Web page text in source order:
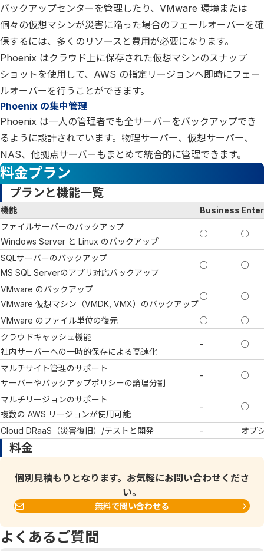
バックアップセンターを管理したり、VMware 環境または
個々の仮想マシンが災害に陥った場合のフェールオーバーを確
保するには、多くのリソースと費用が必要になります。
Phoenix はクラウド上に保存された仮想マシンのスナップ
ショットを使用して、AWS の指定リージョンへ即時にフェー
ルオーバーを行うことができます。
Phoenix の集中管理
Phoenix は一人の管理者でも全サーバーをバックアップでき
るように設計されています。物理サーバー、仮想サーバー、
NAS、他拠点サーバーもまとめて統合的に管理できます。
料金プラン
プランと機能一覧
機能 Business
ファイルサーバーのバックアップ
Windows Server と Linux のバックアップ
○ ○
SQLサーバーのバックアップ
MS SQL Serverのアプリ対応バックアップ
○ ○
VMware のバックアップ
VMware 仮想マシン（VMDK, VMX）のバックアップ
○ ○
VMware のファイル単位の復元 ○
○
クラウドキャッシュ機能
社内サーバーへの一時的保存による高速化
- ○
マルチサイト管理のサポート
サーバーやバックアップポリシーの論理分割
- ○
マルチリージョンのサポート
複数の AWS リージョンが使用可能
- ○
Cloud DRaaS（災害復旧）/テストと開発 - オプ
料金
個別見積もりとなります。お気軽にお問い合わせくださ
い。
無料で問い合わせる
よくあるご質問